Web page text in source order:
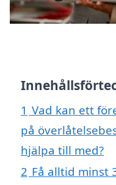
1 Vad kan ett
på
hjälpa till med?
2 Få alltid minst